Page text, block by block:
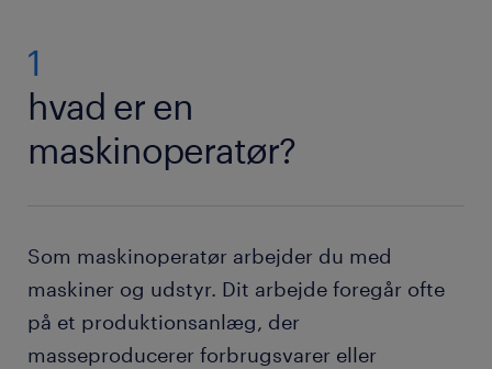
1
hvad er en
maskinoperatør?
Som maskinoperatør arbejder du med
maskiner og udstyr. Dit arbejde foregår ofte
på et produktionsanlæg, der
masseproducerer forbrugsvarer eller